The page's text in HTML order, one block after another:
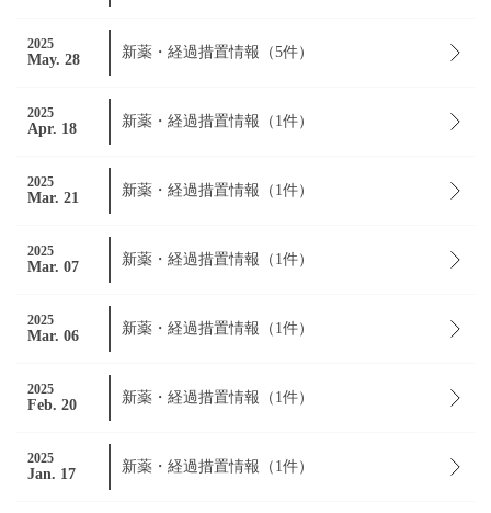
2025
May. 28 新薬・経過措置情報（5件）
2025
Apr. 18 新薬・経過措置情報（1件）
2025
Mar. 21 新薬・経過措置情報（1件）
2025
Mar. 07 新薬・経過措置情報（1件）
2025
Mar. 06 新薬・経過措置情報（1件）
2025
Feb. 20 新薬・経過措置情報（1件）
2025
Jan. 17 新薬・経過措置情報（1件）